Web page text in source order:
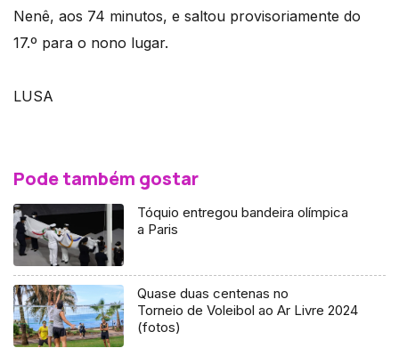
Nenê, aos 74 minutos, e saltou provisoriamente do
17.º para o nono lugar.
LUSA
Pode também gostar
Tóquio entregou bandeira olímpica
a Paris
Quase duas centenas no
Torneio de Voleibol ao Ar Livre 2024
(fotos)